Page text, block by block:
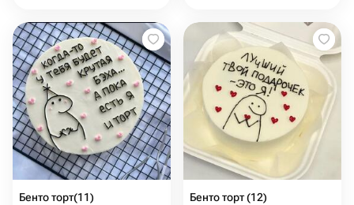
Бенто торт(11) Бенто торт (12)